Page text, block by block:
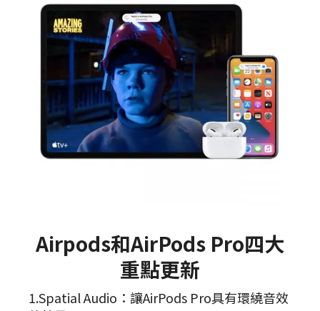
Airpods和AirPods Pro四大
重點更新
1.Spatial Audio：讓AirPods Pro具有環繞音效